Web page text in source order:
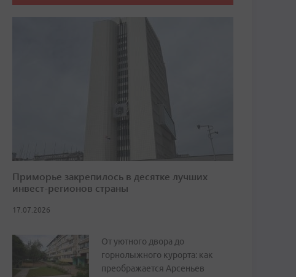
Приморье закрепилось в десятке лучших
инвест-регионов страны
17.07.2026
От уютного двора до
горнолыжного курорта: как
преображается Арсеньев